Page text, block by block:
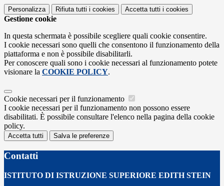
Personalizza Rifiuta tutti i cookies Accetta tutti i cookies
Gestione cookie
In questa schermata è possibile scegliere quali cookie consentire.
I cookie necessari sono quelli che consentono il funzionamento della
piattaforma e non è possibile disabilitarli.
Per conoscere quali sono i cookie necessari al funzionamento potete
visionare la COOKIE POLICY.
Cookie necessari per il funzionamento
I cookie necessari per il funzionamento non possono essere
disabilitati. È possibile consultare l'elenco nella pagina della cookie
policy.
Accetta tutti Salva le preferenze
Contatti
ISTITUTO DI ISTRUZIONE SUPERIORE EDITH STEIN